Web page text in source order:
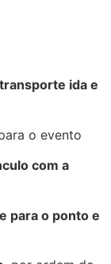
ida e
o evento
com a
para o ponto e